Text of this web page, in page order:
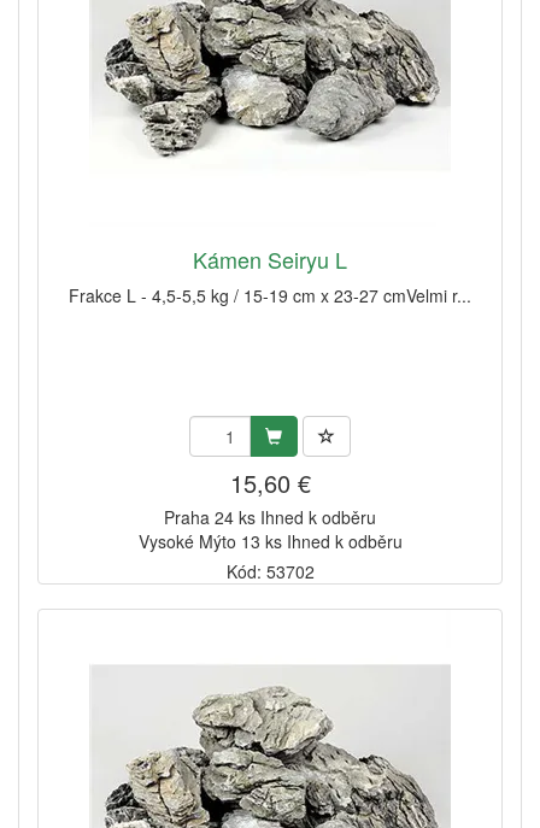
Kámen Seiryu L
Frakce L - 4,5-5,5 kg / 15-19 cm x 23-27 cmVelmi r...
15,60 €
Praha 24 ks Ihned k odběru
Vysoké Mýto 13 ks Ihned k odběru
Kód: 53702